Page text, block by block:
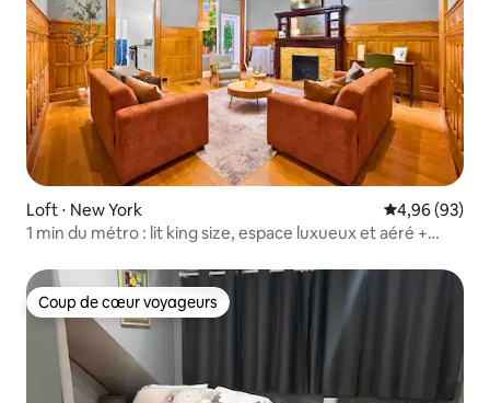
Loft ⋅ New York Évaluation
4,96 (93)
1 min du métro : lit king size, espace luxueux et aéré +
Coup de cœur voyageurs
Coup de cœur voyageurs